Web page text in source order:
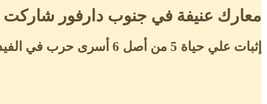
معارك عنيفة في جنوب دارفور شاركت
إثبات علي حياة 5 من أصل 6 أسرى حرب في الفيديو الذي تم تداوله مؤخرا